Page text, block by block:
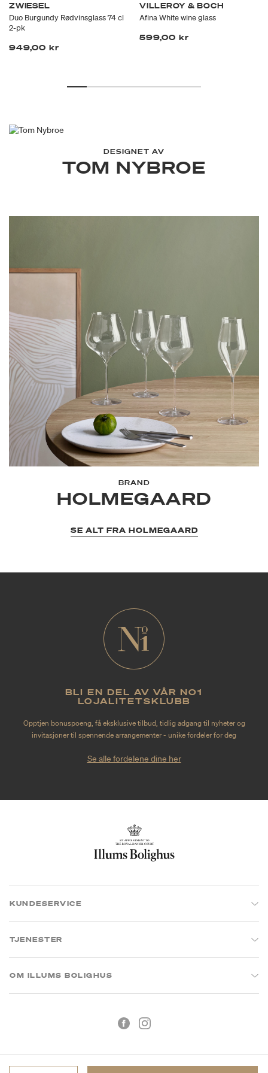
ZWIESEL
Duo Burgundy Rødvinsglass 74 cl
2-pk
949,00 kr
VILLEROY & BOCH
Afina White wine glass
599,00 kr
DESIGNET AV
TOM NYBROE
BRAND
HOLMEGAARD
SE ALT FRA HOLMEGAARD
BLI EN DEL AV VÅR NO1
LOJALITETSKLUBB
Opptjen bonuspoeng, få eksklusive tilbud, tidlig adgang til nyheter og
invitasjoner til spennende arrangementer - unike fordeler for deg
Se alle fordelene dine her
KUNDESERVICE
TJENESTER
OM ILLUMS BOLIGHUS